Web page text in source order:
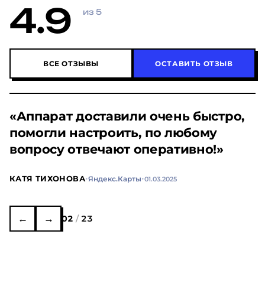
4.9 из 5
ВСЕ ОТЗЫВЫ ОСТАВИТЬ ОТЗЫВ
«Аппарат доставили очень быстро,
помогли настроить, по любому
вопросу отвечают оперативно!»
КАТЯ ТИХОНОВА·Яндекс.Карты·01.03.2025
← → 02 / 23